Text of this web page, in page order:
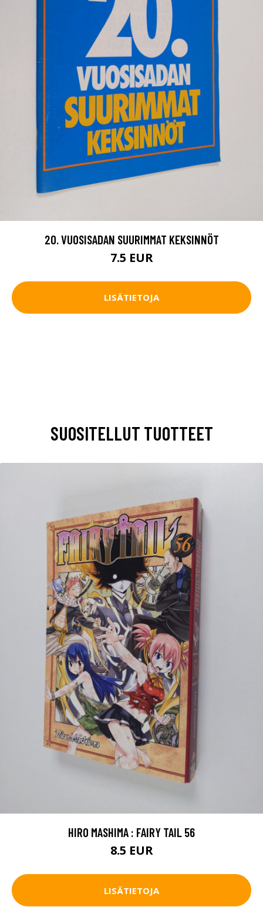
20. VUOSISADAN SUURIMMAT KEKSINNÖT
7.5 EUR
LISÄTIETOJA
SUOSITELLUT TUOTTEET
HIRO MASHIMA : FAIRY TAIL 56
8.5 EUR
LISÄTIETOJA